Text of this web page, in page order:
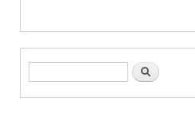
Form di ricerca Cerca